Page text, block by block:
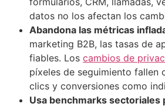
datos no los afectan los
Abandona las métricas
marketing B2B, las tasas de
fiables. Los cambios de
píxeles de seguimiento fallen
clics y conversiones como
Usa benchmarks sectoriales